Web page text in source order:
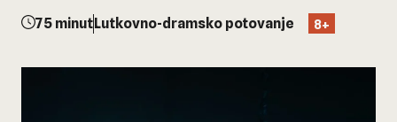
75 minutLutkovno-dramsko potovanje 8+